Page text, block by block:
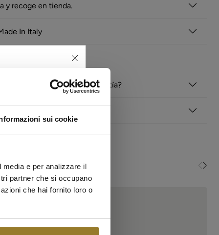
sui cookie
e per analizzare il
partner che si occupano
che hai fornito loro o
y recoge en tienda.
In Italy
frecuentes
está cubierto por una garantía?
di questi saldi.